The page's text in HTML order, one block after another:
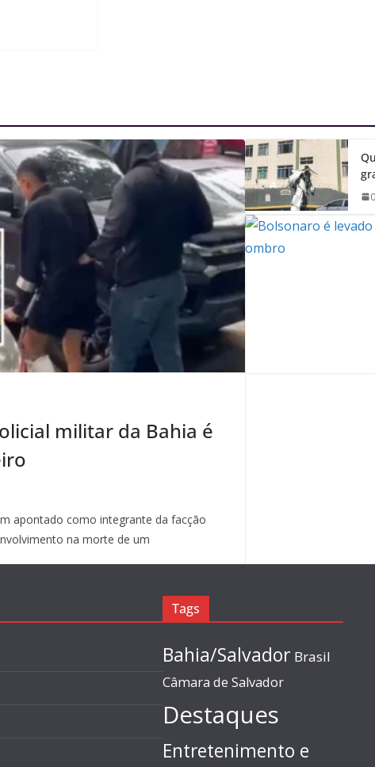
militar da Bahia é
apontado como integrante da facção
na morte de um
Tags
Bahia/Salvador Brasil
Câmara de Salvador
Destaques
Entretenimento e